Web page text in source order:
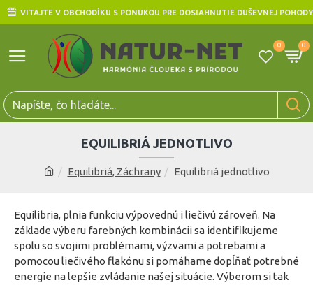
VITAJTE V OBCHODÍKU S PONUKOU PRE DOSIAHNUTIE DUŠEVNEJ POHODY
0 0
Equilibriá, Záchrany Equilibriá jednotlivo
EQUILIBRIÁ JEDNOTLIVO
Equilibria, plnia funkciu výpovednú i liečivú zároveň. Na
základe výberu farebných kombinácii sa identifikujeme
spolu so svojimi problémami, výzvami a potrebami a
pomocou liečivého flakónu si pomáhame dopĺňať potrebné
energie na lepšie zvládanie našej situácie. Výberom si tak